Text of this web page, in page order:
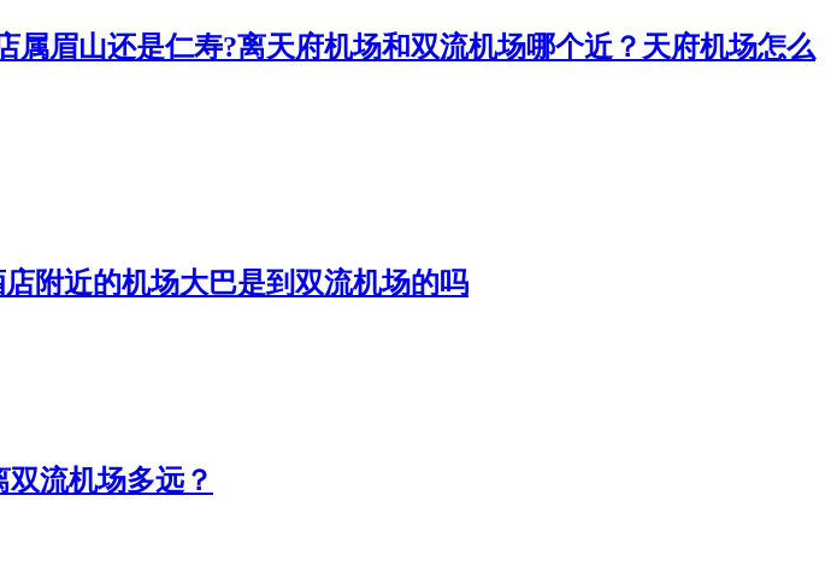
属眉山还是仁寿?离天府机场和双流机场哪个近？天府机场怎么
附近的机场大巴是到双流机场的吗
流机场多远？